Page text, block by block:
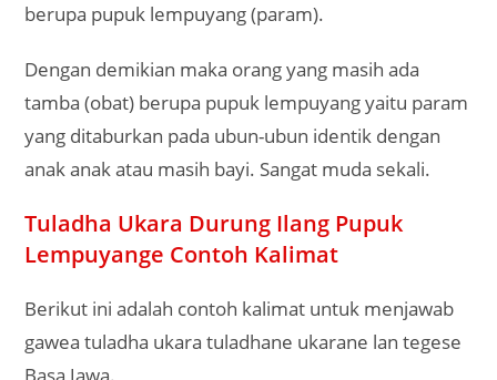
berupa pupuk lempuyang (param).
Dengan demikian maka orang yang masih ada
tamba (obat) berupa pupuk lempuyang yaitu param
yang ditaburkan pada ubun-ubun identik dengan
anak anak atau masih bayi. Sangat muda sekali.
Tuladha Ukara Durung Ilang Pupuk
Lempuyange Contoh Kalimat
Berikut ini adalah contoh kalimat untuk menjawab
gawea tuladha ukara tuladhane ukarane lan tegese